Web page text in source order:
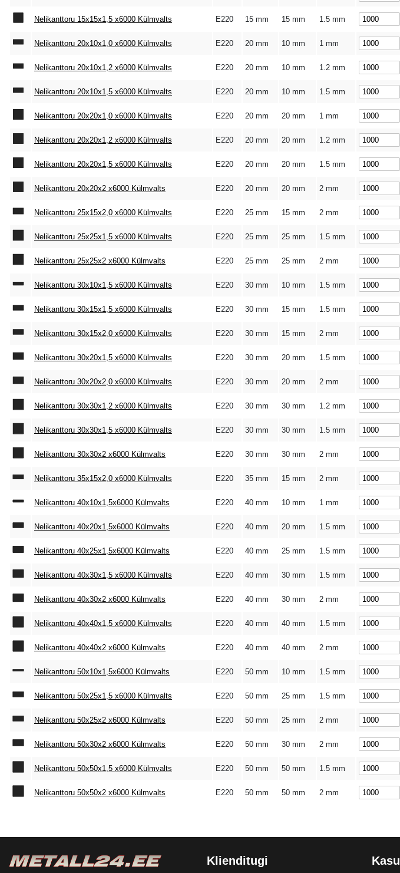
Nelikanttoru 15x15x1,5 x6000 Külmvalts E220 15 mm 15 mm 1.5 mm
Nelikanttoru 20x10x1,0 x6000 Külmvalts E220 20 mm 10 mm 1 mm
Nelikanttoru 20x10x1,2 x6000 Külmvalts E220 20 mm 10 mm 1.2 mm
Nelikanttoru 20x10x1,5 x6000 Külmvalts E220 20 mm 10 mm 1.5 mm
Nelikanttoru 20x20x1,0 x6000 Külmvalts E220 20 mm 20 mm 1 mm
Nelikanttoru 20x20x1,2 x6000 Külmvalts E220 20 mm 20 mm 1.2 mm
Nelikanttoru 20x20x1,5 x6000 Külmvalts E220 20 mm 20 mm 1.5 mm
Nelikanttoru 20x20x2 x6000 Külmvalts E220 20 mm 20 mm 2 mm
Nelikanttoru 25x15x2,0 x6000 Külmvalts E220 25 mm 15 mm 2 mm
Nelikanttoru 25x25x1,5 x6000 Külmvalts E220 25 mm 25 mm 1.5 mm
Nelikanttoru 25x25x2 x6000 Külmvalts E220 25 mm 25 mm 2 mm
Nelikanttoru 30x10x1,5 x6000 Külmvalts E220 30 mm 10 mm 1.5 mm
Nelikanttoru 30x15x1,5 x6000 Külmvalts E220 30 mm 15 mm 1.5 mm
Nelikanttoru 30x15x2,0 x6000 Külmvalts E220 30 mm 15 mm 2 mm
Nelikanttoru 30x20x1,5 x6000 Külmvalts E220 30 mm 20 mm 1.5 mm
Nelikanttoru 30x20x2,0 x6000 Külmvalts E220 30 mm 20 mm 2 mm
Nelikanttoru 30x30x1,2 x6000 Külmvalts E220 30 mm 30 mm 1.2 mm
Nelikanttoru 30x30x1,5 x6000 Külmvalts E220 30 mm 30 mm 1.5 mm
Nelikanttoru 30x30x2 x6000 Külmvalts E220 30 mm 30 mm 2 mm
Nelikanttoru 35x15x2,0 x6000 Külmvalts E220 35 mm 15 mm 2 mm
Nelikanttoru 40x10x1,5x6000 Külmvalts E220 40 mm 10 mm 1 mm
Nelikanttoru 40x20x1,5x6000 Külmvalts E220 40 mm 20 mm 1.5 mm
Nelikanttoru 40x25x1,5x6000 Külmvalts E220 40 mm 25 mm 1.5 mm
Nelikanttoru 40x30x1,5 x6000 Külmvalts E220 40 mm 30 mm 1.5 mm
Nelikanttoru 40x30x2 x6000 Külmvalts E220 40 mm 30 mm 2 mm
Nelikanttoru 40x40x1,5 x6000 Külmvalts E220 40 mm 40 mm 1.5 mm
Nelikanttoru 40x40x2 x6000 Külmvalts E220 40 mm 40 mm 2 mm
Nelikanttoru 50x10x1,5x6000 Külmvalts E220 50 mm 10 mm 1.5 mm
Nelikanttoru 50x25x1,5 x6000 Külmvalts E220 50 mm 25 mm 1.5 mm
Nelikanttoru 50x25x2 x6000 Külmvalts E220 50 mm 25 mm 2 mm
Nelikanttoru 50x30x2 x6000 Külmvalts E220 50 mm 30 mm 2 mm
Nelikanttoru 50x50x1,5 x6000 Külmvalts E220 50 mm 50 mm 1.5 mm
Nelikanttoru 50x50x2 x6000 Külmvalts E220 50 mm 50 mm 2 mm
Klienditugi